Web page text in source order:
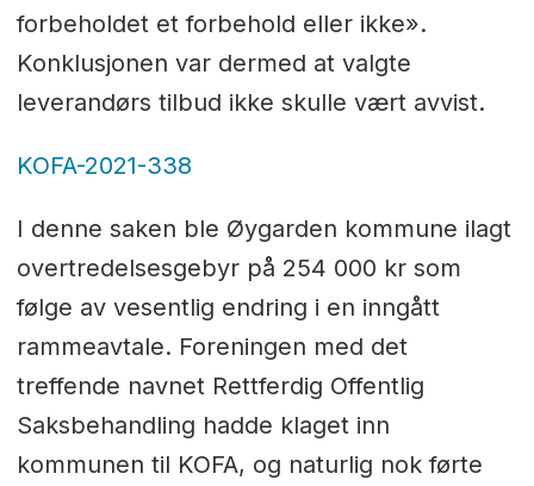
forbeholdet et forbehold eller ikke».
Konklusjonen var dermed at valgte
leverandørs tilbud ikke skulle vært avvist.
KOFA-2021-338
I denne saken ble Øygarden kommune ilagt
overtredelsesgebyr på 254 000 kr som
følge av vesentlig endring i en inngått
rammeavtale. Foreningen med det
treffende navnet Rettferdig Offentlig
Saksbehandling hadde klaget inn
kommunen til KOFA, og naturlig nok førte